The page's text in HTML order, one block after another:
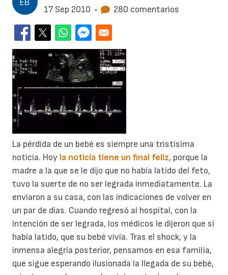
17 Sep 2010 • 280 comentarios
La pérdida de un bebé es siempre una tristísima
noticia. Hoy la noticia tiene un final feliz, porque la
madre a la que se le dijo que no había latido del feto,
tuvo la suerte de no ser legrada inmediatamente. La
enviaron a su casa, con las indicaciones de volver en
un par de días. Cuando regresó al hospital, con la
intención de ser legrada, los médicos le dijeron que sí
había latido, que su bebé vivía. Tras el shock, y la
inmensa alegría posterior, pensamos en esa familia,
que sigue esperando ilusionada la llegada de su bebé,